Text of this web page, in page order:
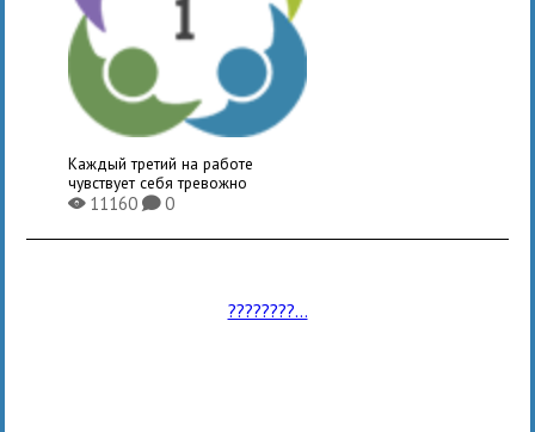
Каждый третий на работе
чувствует себя тревожно
X11160K0
????????...